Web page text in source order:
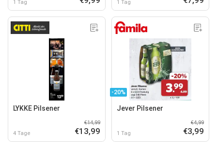
1 Tag 1 Tag
LYKKE Pilsener
4 Tage
€14,99
€13,99
-20%
Jever Pilsener
1 Tag
€4,99
€3,99